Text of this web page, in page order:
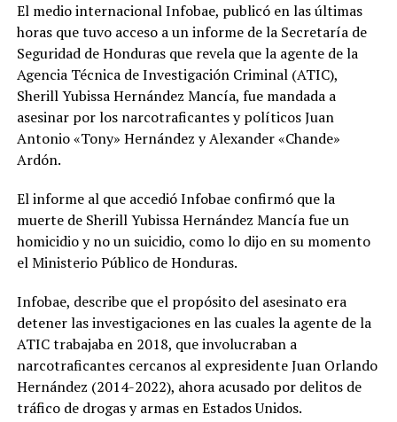
El medio internacional Infobae, publicó en las últimas
horas que tuvo acceso a un informe de la Secretaría de
Seguridad de Honduras que revela que la agente de la
Agencia Técnica de Investigación Criminal (ATIC),
Sherill Yubissa Hernández Mancía, fue mandada a
asesinar por los narcotraficantes y políticos Juan
Antonio «Tony» Hernández y Alexander «Chande»
Ardón.
El informe al que accedió Infobae confirmó que la
muerte de Sherill Yubissa Hernández Mancía fue un
homicidio y no un suicidio, como lo dijo en su momento
el Ministerio Público de Honduras.
Infobae, describe que el propósito del asesinato era
detener las investigaciones en las cuales la agente de la
ATIC trabajaba en 2018, que involucraban a
narcotraficantes cercanos al expresidente Juan Orlando
Hernández (2014-2022), ahora acusado por delitos de
tráfico de drogas y armas en Estados Unidos.